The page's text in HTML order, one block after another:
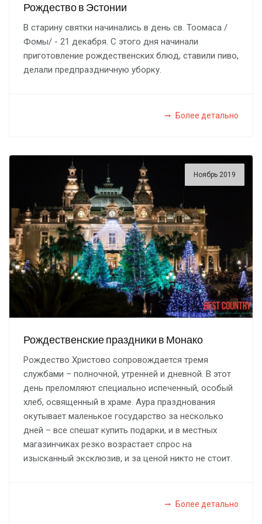
Рождество в Эстонии
В старину святки начинались в день св. Тоомаса /
Фомы/ - 21 декабря. С этого дня начинали
приготовление рождественских блюд, ставили пиво,
делали предпраздничную уборку.
Более детально
Ноябрь 2019
Рождественские праздники в Монако
Рождество Христово сопровождается тремя
службами – полночной, утренней и дневной. В этот
день преломляют специально испеченный, особый
хлеб, освященный в храме. Аура празднования
окутывает маленькое государство за несколько
дней – все спешат купить подарки, и в местных
магазинчиках резко возрастает спрос на
изысканный эксклюзив, и за ценой никто не стоит.
Более детально